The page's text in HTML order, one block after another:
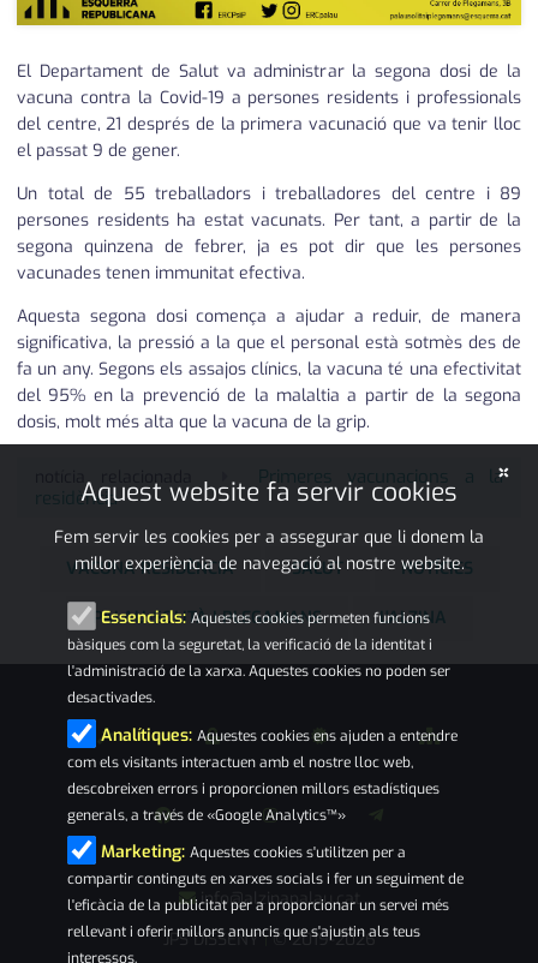
El Departament de Salut va administrar la segona dosi de la
vacuna contra la Covid-19 a persones residents i professionals
del centre, 21 després de la primera vacunació que va tenir lloc
el passat 9 de gener.
Un total de 55 treballadors i treballadores del centre i 89
persones residents ha estat vacunats. Per tant, a partir de la
segona quinzena de febrer, ja es pot dir que les persones
vacunades tenen immunitat efectiva.
Aquesta segona dosi comença a ajudar a reduir, de manera
significativa, la pressió a la que el personal està sotmès des de
fa un any. Segons els assajos clínics, la vacuna té una efectivitat
del 95% en la prevenció de la malaltia a partir de la segona
dosis, molt més alta que la vacuna de la grip.
notícia relacionada
Primeres vacunacions a la
residència
VACUNA RESIDÈNCIA SALUT NOTÍCIES
PALAU-SOLITÀ I PLEGAMANS L'ALZINA
info@alzinapalau.cat
JPS DISSENY|© 2019-2026
×
Aquest website fa servir cookies
Fem servir les cookies per a assegurar que li donem la
millor experiència de navegació al nostre website.
Essencials: Aquestes cookies permeten funcions
bàsiques com la seguretat, la verificació de la identitat i
l'administració de la xarxa. Aquestes cookies no poden ser
desactivades.
Analítiques: Aquestes cookies ens ajuden a entendre
com els visitants interactuen amb el nostre lloc web,
descobreixen errors i proporcionen millors estadístiques
generals, a través de «Google Analytics™»
Marketing: Aquestes cookies s'utilitzen per a
compartir continguts en xarxes socials i fer un seguiment de
l'eficàcia de la publicitat per a proporcionar un servei més
rellevant i oferir millors anuncis que s'ajustin als teus
interessos.